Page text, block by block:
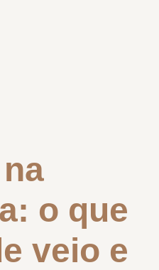
o que
veio e